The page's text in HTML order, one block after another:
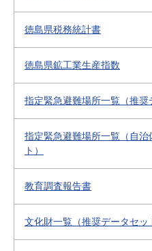
徳島県税務統計書
徳島県鉱工業生産指数
指定緊急避難場所一覧（推奨
指定緊急避難場所一覧（自
ト）
教育調査報告書
文化財一覧（推奨データセッ